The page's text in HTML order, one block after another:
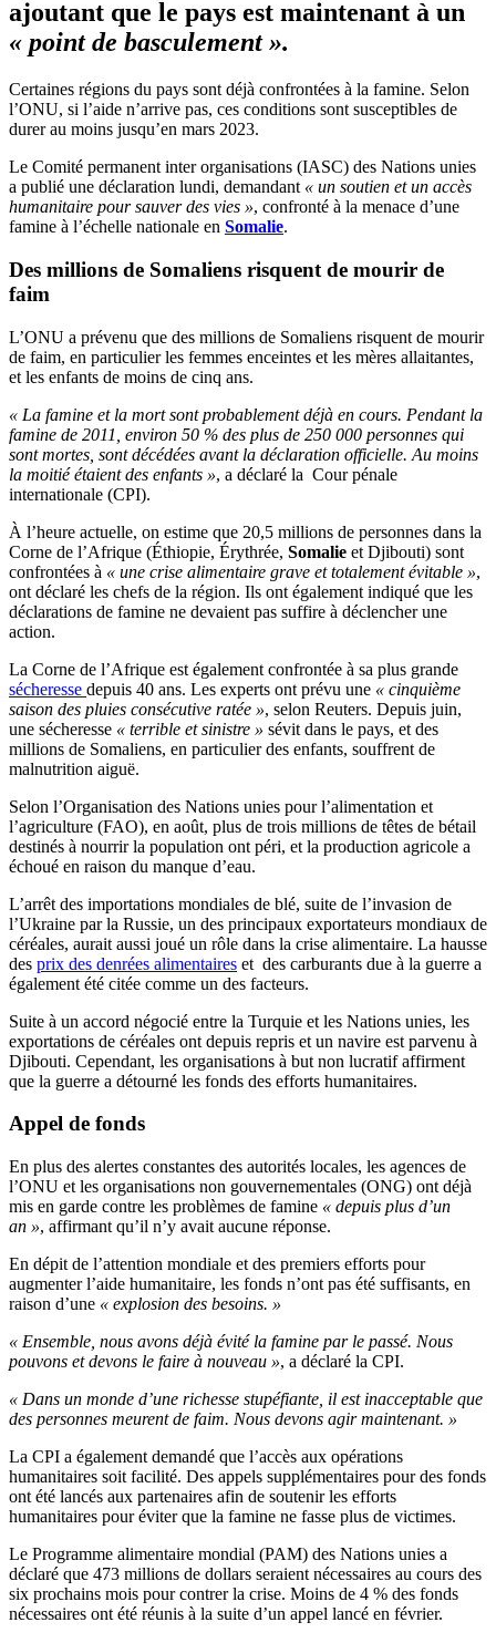
ajoutant que le pays est maintenant à un
« point de basculement ».
Certaines régions du pays sont déjà confrontées à la famine. Selon
l’ONU, si l’aide n’arrive pas, ces conditions sont susceptibles de
durer au moins jusqu’en mars 2023.
Le Comité permanent inter organisations (IASC) des Nations unies
a publié une déclaration lundi, demandant « un soutien et un accès
humanitaire pour sauver des vies », confronté à la menace d’une
famine à l’échelle nationale en Somalie.
Des millions de Somaliens risquent de mourir de
faim
L’ONU a prévenu que des millions de Somaliens risquent de mourir
de faim, en particulier les femmes enceintes et les mères allaitantes,
et les enfants de moins de cinq ans.
« La famine et la mort sont probablement déjà en cours. Pendant la
famine de 2011, environ 50 % des plus de 250 000 personnes qui
sont mortes, sont décédées avant la déclaration officielle. Au moins
la moitié étaient des enfants », a déclaré la Cour pénale
internationale (CPI).
À l’heure actuelle, on estime que 20,5 millions de personnes dans la
Corne de l’Afrique (Éthiopie, Érythrée, Somalie et Djibouti) sont
confrontées à « une crise alimentaire grave et totalement évitable »,
ont déclaré les chefs de la région. Ils ont également indiqué que les
déclarations de famine ne devaient pas suffire à déclencher une
action.
La Corne de l’Afrique est également confrontée à sa plus grande
sécheresse depuis 40 ans. Les experts ont prévu une « cinquième
saison des pluies consécutive ratée », selon Reuters. Depuis juin,
une sécheresse « terrible et sinistre » sévit dans le pays, et des
millions de Somaliens, en particulier des enfants, souffrent de
malnutrition aiguë.
Selon l’Organisation des Nations unies pour l’alimentation et
l’agriculture (FAO), en août, plus de trois millions de têtes de bétail
destinés à nourrir la population ont péri, et la production agricole a
échoué en raison du manque d’eau.
L’arrêt des importations mondiales de blé, suite de l’invasion de
l’Ukraine par la Russie, un des principaux exportateurs mondiaux de
céréales, aurait aussi joué un rôle dans la crise alimentaire. La hausse
des prix des denrées alimentaires et des carburants due à la guerre a
également été citée comme un des facteurs.
Suite à un accord négocié entre la Turquie et les Nations unies, les
exportations de céréales ont depuis repris et un navire est parvenu à
Djibouti. Cependant, les organisations à but non lucratif affirment
que la guerre a détourné les fonds des efforts humanitaires.
Appel de fonds
En plus des alertes constantes des autorités locales, les agences de
l’ONU et les organisations non gouvernementales (ONG) ont déjà
mis en garde contre les problèmes de famine « depuis plus d’un
an », affirmant qu’il n’y avait aucune réponse.
En dépit de l’attention mondiale et des premiers efforts pour
augmenter l’aide humanitaire, les fonds n’ont pas été suffisants, en
raison d’une « explosion des besoins. »
« Ensemble, nous avons déjà évité la famine par le passé. Nous
pouvons et devons le faire à nouveau », a déclaré la CPI.
« Dans un monde d’une richesse stupéfiante, il est inacceptable que
des personnes meurent de faim. Nous devons agir maintenant. »
La CPI a également demandé que l’accès aux opérations
humanitaires soit facilité. Des appels supplémentaires pour des fonds
ont été lancés aux partenaires afin de soutenir les efforts
humanitaires pour éviter que la famine ne fasse plus de victimes.
Le Programme alimentaire mondial (PAM) des Nations unies a
déclaré que 473 millions de dollars seraient nécessaires au cours des
six prochains mois pour contrer la crise. Moins de 4 % des fonds
nécessaires ont été réunis à la suite d’un appel lancé en février.